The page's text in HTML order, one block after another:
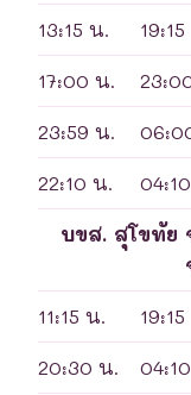
13:15 น. 19:15
17:00 น.
23:59 น.
22:10 น. 04:10
บขส. สุโขทัย
11:15 น. 19:15
20:30 น. 04:10